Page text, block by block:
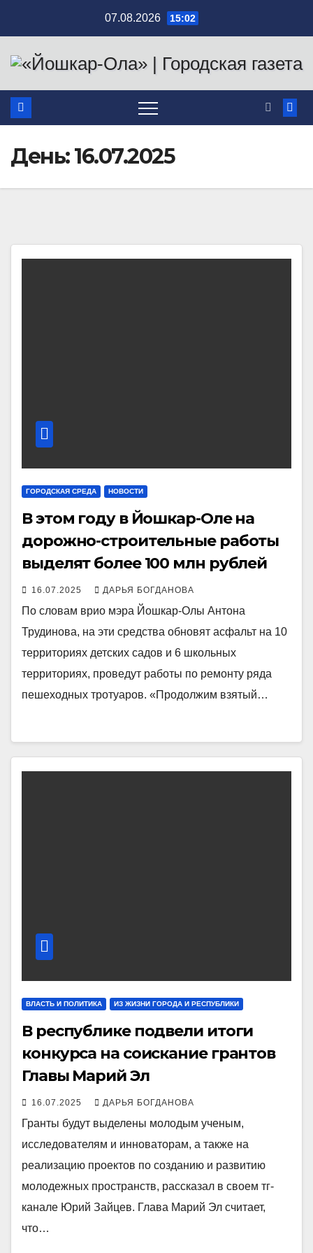
содержимому
07.08.2026 15:02
День:16.07.2025
ГОРОДСКАЯ СРЕДА НОВОСТИ
В этом году в Йошкар-Оле на
дорожно-строительные работы
выделят более 100 млн рублей
16.07.2025 ДАРЬЯ БОГДАНОВА
По словам врио мэра Йошкар-Олы Антона
Трудинова, на эти средства обновят асфальт на 10
территориях детских садов и 6 школьных
территориях, проведут работы по ремонту ряда
пешеходных тротуаров. «Продолжим взятый…
ВЛАСТЬ И ПОЛИТИКА ИЗ ЖИЗНИ ГОРОДА И РЕСПУБЛИКИ
В республике подвели итоги
конкурса на соискание грантов
Главы Марий Эл
16.07.2025 ДАРЬЯ БОГДАНОВА
Гранты будут выделены молодым ученым,
исследователям и инноваторам, а также на
реализацию проектов по созданию и развитию
молодежных пространств, рассказал в своем тг-
канале Юрий Зайцев. Глава Марий Эл считает,
что…